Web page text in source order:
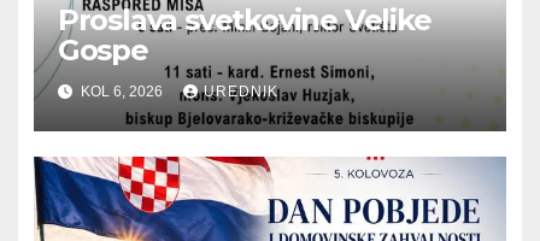
Proslava svetkovine Velike
Gospe
KOL 6, 2026 UREDNIK